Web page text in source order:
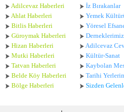
Adilcevaz Haberleri
Ahlat Haberleri
Bitlis Haberleri
Güroymak Haberleri
Hizan Haberleri
Mutki Haberleri
Tatvan Haberleri
Belde Köy Haberleri
Bölge Haberleri
İz Bırakanlar
Yemek
Yöresel
Derneklerimiz
Adilcevaz
Kültür-Sanat
Kaybolan
Tarihi
Sizden